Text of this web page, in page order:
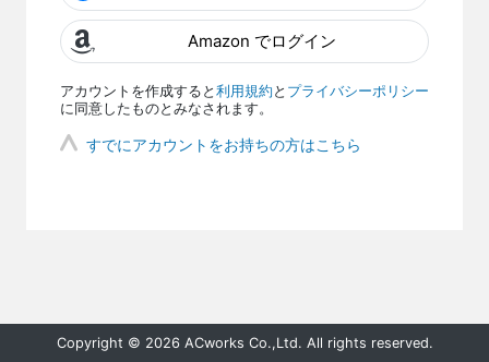
Amazon でログイン
アカウントを作成すると 利用規約 と プライバシーポリシー
に同意したものとみなされます。
すでにアカウントをお持ちの方はこちら
Copyright © 2026 ACworks Co.,Ltd. All rights reserved.